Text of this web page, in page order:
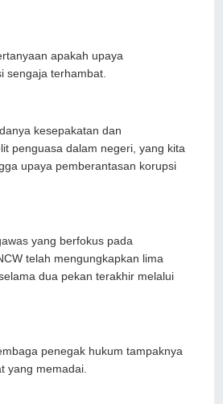
apakah upaya
sengaja terhambat.
kesepakatan dan
penguasa dalam negeri, yang kita
upaya pemberantasan korupsi
yang berfokus pada
telah mengungkapkan lima
dua pekan terakhir melalui
penegak hukum tampaknya
yang memadai.